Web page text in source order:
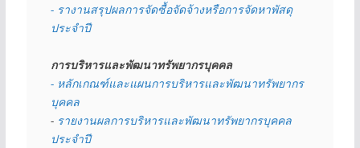
- รางานสรุปผลการจัดซื้อจัดจ้างหรือการจัดหาพัสดุ
ประจำปี
การบริหารและพัฒนาทรัพยากรบุคคล
- หลักเกณฑ์และแผนการบริหารและพัฒนาทรัพยากร
บุคคล
- รายงานผลการบริหารและพัฒนาทรัพยากรบุคคล
ประจำปี